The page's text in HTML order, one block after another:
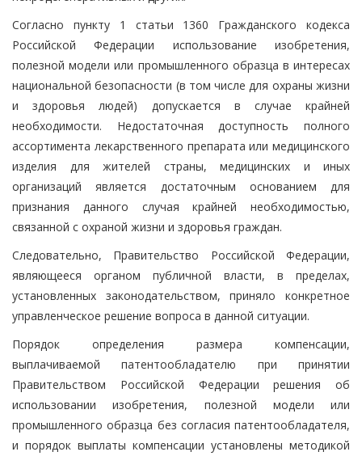
Согласно пункту 1 статьи 1360 Гражданского кодекса
Российской Федерации использование изобретения,
полезной модели или промышленного образца в интересах
национальной безопасности (в том числе для охраны жизни
и здоровья людей) допускается в случае крайней
необходимости. Недостаточная доступность полного
ассортимента лекарственного препарата или медицинского
изделия для жителей страны, медицинских и иных
организаций является достаточным основанием для
признания данного случая крайней необходимостью,
связанной с охраной жизни и здоровья граждан.
Следовательно, Правительство Российской Федерации,
являющееся органом публичной власти, в пределах,
установленных законодательством, приняло конкретное
управленческое решение вопроса в данной ситуации.
Порядок определения размера компенсации,
выплачиваемой патентообладателю при принятии
Правительством Российской Федерации решения об
использовании изобретения, полезной модели или
промышленного образца без согласия патентообладателя,
и порядок выплаты компенсации установлены методикой